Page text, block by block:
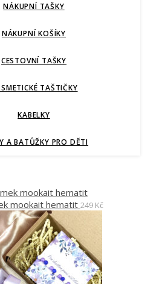
NÁKUPNÍ TAŠKY
NÁKUPNÍ KOŠÍKY
CESTOVNÍ TAŠKY
TAŠTIČKY
KABELKY
A BATŮŽKY PRO DĚTI
mookait hematit 249 Kč